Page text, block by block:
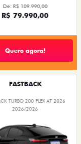
De: R$ 109.990,00
R$ 79.990,00
Quero agora!
FASTBACK
TURBO 200 FLEX AT 2026
2026/2026